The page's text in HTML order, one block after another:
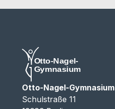
Otto-Nagel-Gymnasium
Schulstraße 11